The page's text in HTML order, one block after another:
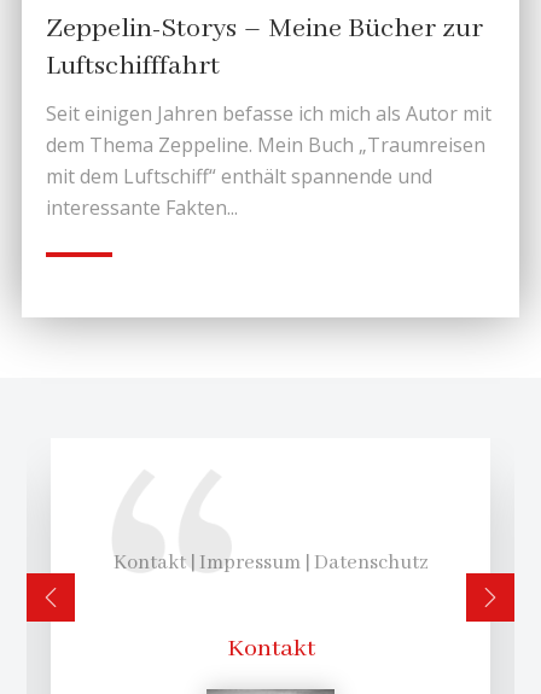
Zeppelin-Storys – Meine Bücher zur
Luftschifffahrt
Seit einigen Jahren befasse ich mich als Autor mit
dem Thema Zeppeline. Mein Buch „Traumreisen
mit dem Luftschiff“ enthält spannende und
interessante Fakten...
Kontakt | Impressum | Datenschutz
Kontakt